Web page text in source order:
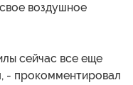
воздушное
сейчас все еще
- прокомментировал